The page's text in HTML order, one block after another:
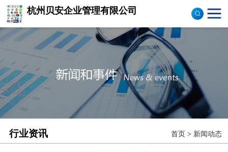
杭州贝安企业管理有限公司
行业资讯 首页 > 新闻动态
商品售后服务评价体系
认证
ISO9001认证
ISO14001认证
CCC认证
TS16949认证